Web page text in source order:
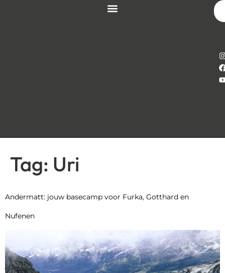
Tag: Uri
Andermatt: jouw basecamp voor Furka, Gotthard en
Nufenen